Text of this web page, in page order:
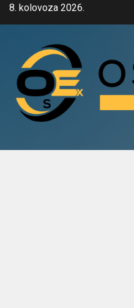
Skip8. kolovoza 2026.